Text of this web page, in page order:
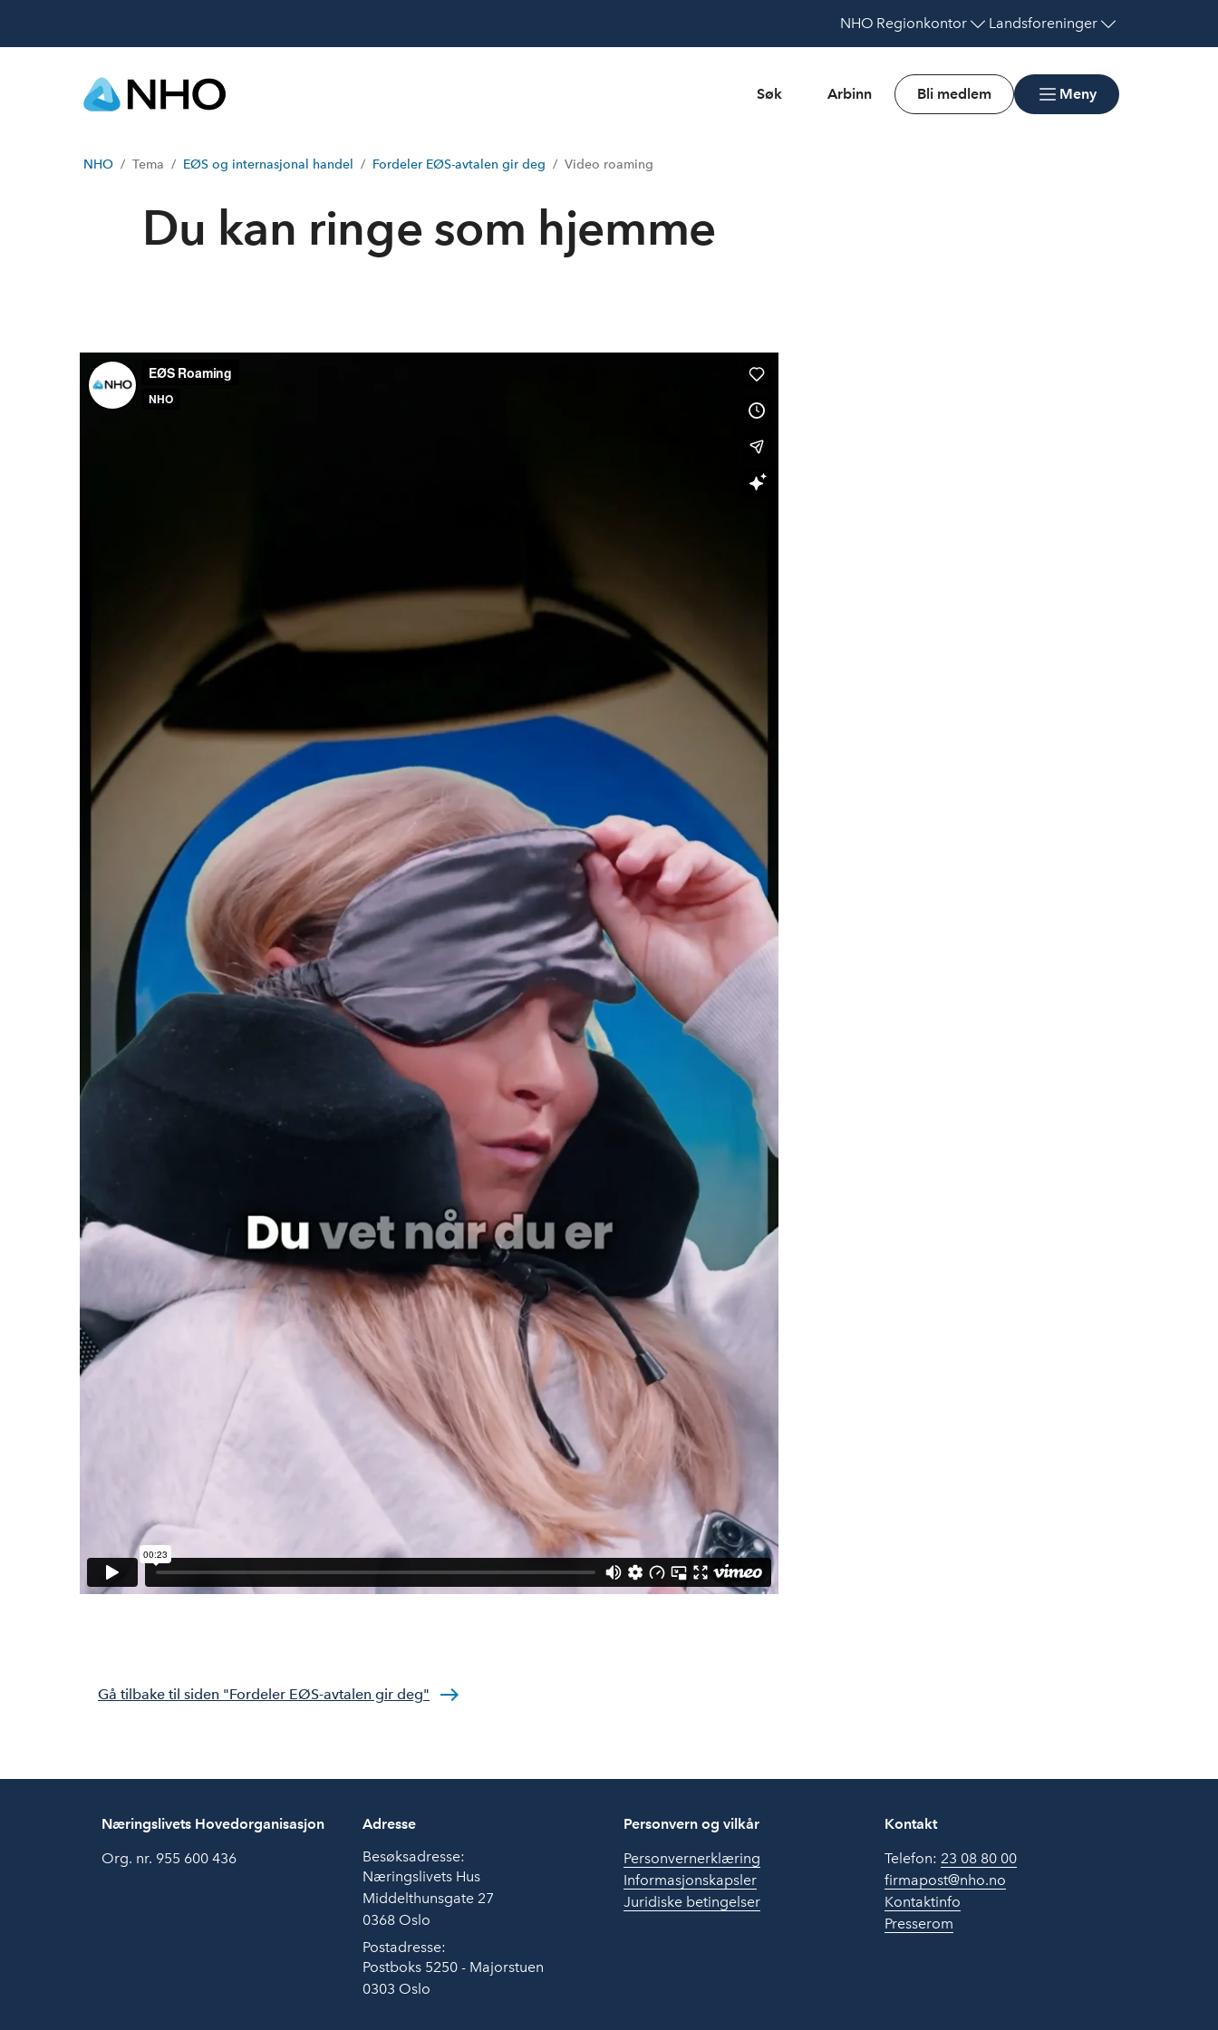
NHO Regionkontor Landsforeninger
Søk Arbinn Bli medlem Meny
NHO Tema EØS og internasjonal handel Fordeler EØS-avtalen gir deg Video roaming
Du kan ringe som hjemme
Gå tilbake til siden "Fordeler EØS-avtalen gir deg"
Næringslivets Hovedorganisasjon
Org. nr. 955 600 436
Adresse
Besøksadresse:
Næringslivets Hus
Middelthunsgate 27
0368 Oslo
Postadresse:
Postboks 5250 - Majorstuen
0303 Oslo
Personvern og vilkår
Personvernerklæring
Informasjonskapsler
Juridiske betingelser
Kontakt
Telefon: 23 08 80 00
firmapost@nho.no
Kontaktinfo
Presserom